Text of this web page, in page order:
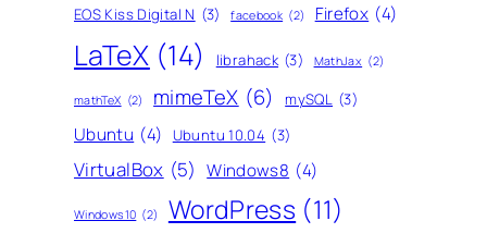
EOS Kiss Digital N (3) facebook (2) Firefox (4)
LaTeX (14) librahack (3) MathJax (2)
mathTeX (2) mimeTeX (6) mySQL (3)
Ubuntu (4) Ubuntu 10.04 (3)
VirtualBox (5) Windows8 (4)
Windows10 (2) WordPress (11)